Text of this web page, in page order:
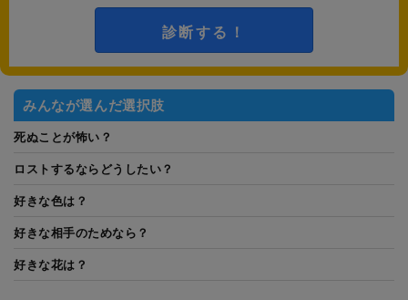
診断する！
みんなが選んだ選択肢
死ぬことが怖い？
ロストするならどうしたい？
好きな色は？
好きな相手のためなら？
好きな花は？